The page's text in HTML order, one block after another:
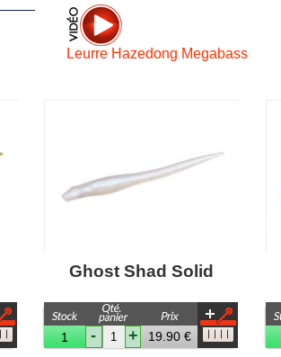
Leurre Hazedong Megabass
Ghost Shad Solid
1 - + 19.90 €